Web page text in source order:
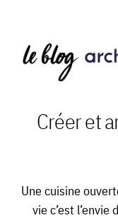
Archibien
Créer et
Une cuisine
vie c’est